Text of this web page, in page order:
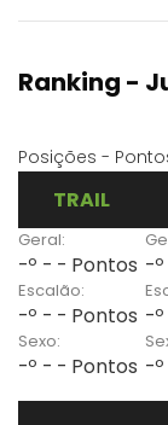
Ranking -
Posições -
TRAIL
Geral:
-º - - Pontos
Escalão:
-º - - Pontos
Sexo:
-º - - Pontos
-
-
-